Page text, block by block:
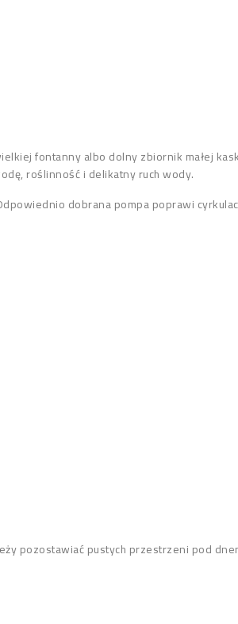
fontanny albo dolny zbiornik małej
roślinność i delikatny ruch wody.
dobrana pompa poprawi
pozostawiać pustych przestrzeni pod